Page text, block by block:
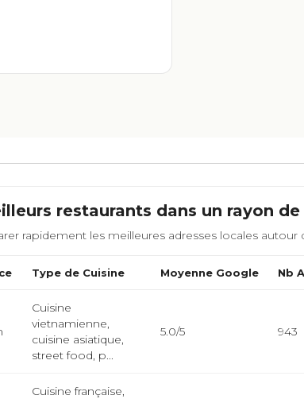
restaurants dans un rayon
rapidement les meilleures adresses locales autour
Type de Cuisine Moyenne Google Nb
Cuisine
vietnamienne,
cuisine asiatique,
street food, p...
5.0/5 943
Cuisine française,